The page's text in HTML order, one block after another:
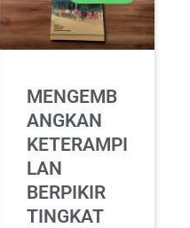
MENGEMB
ANGKAN
KETERAMPI
LAN
BERPIKIR
TINGKAT